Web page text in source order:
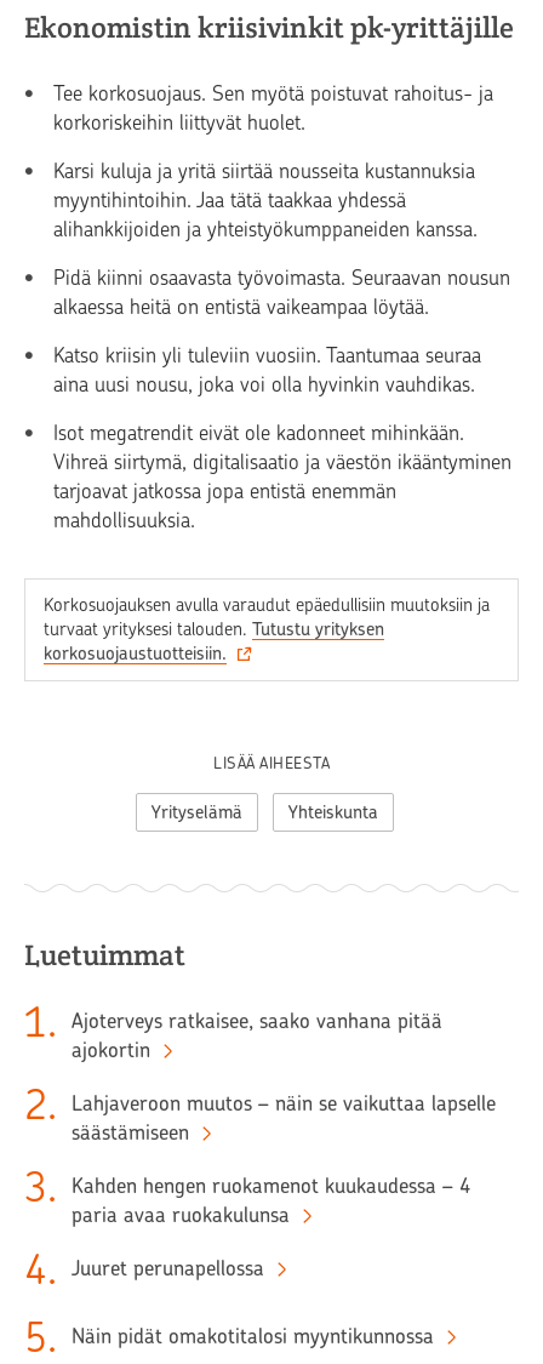
Ekonomistin kriisivinkit pk-yrittäjille
Tee korkosuojaus. Sen myötä poistuvat rahoitus- ja
korkoriskeihin liittyvät huolet.
Karsi kuluja ja yritä siirtää nousseita kustannuksia
myyntihintoihin. Jaa tätä taakkaa yhdessä
alihankkijoiden ja yhteistyökumppaneiden kanssa.
Pidä kiinni osaavasta työvoimasta. Seuraavan nousun
alkaessa heitä on entistä vaikeampaa löytää.
Katso kriisin yli tuleviin vuosiin. Taantumaa seuraa
aina uusi nousu, joka voi olla hyvinkin vauhdikas.
Isot megatrendit eivät ole kadonneet mihinkään.
Vihreä siirtymä, digitalisaatio ja väestön ikääntyminen
tarjoavat jatkossa jopa entistä enemmän
mahdollisuuksia.
Korkosuojauksen avulla varaudut epäedullisiin muutoksiin ja
turvaat yrityksesi talouden. Tutustu yrityksen
korkosuojaustuotteisiin.
LISÄÄ AIHEESTA
Yrityselämä Yhteiskunta
Luetuimmat
1.
Ajoterveys ratkaisee, saako vanhana pitää
ajokortin
2.
Lahjaveroon muutos – näin se vaikuttaa lapselle
säästämiseen
3.
Kahden hengen ruokamenot kuukaudessa – 4
paria avaa ruokakulunsa
4. Juuret perunapellossa
5. Näin pidät omakotitalosi myyntikunnossa